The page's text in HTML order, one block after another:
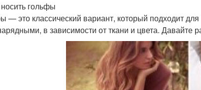
гольфы
— это классический вариант, который подходит
в зависимости от ткани и цвета.